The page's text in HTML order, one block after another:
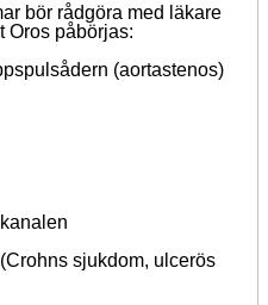
bör rådgöra med läkare
Oros påbörjas:
(aortastenos)
sjukdom, ulcerös